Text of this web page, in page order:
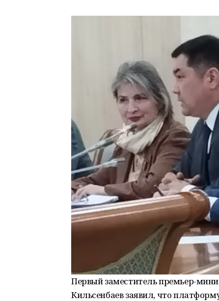
Первый заместитель премьер-
Кильсенбаев заявил, что